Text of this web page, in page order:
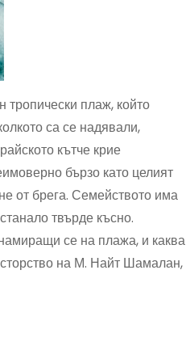
плаж, който
са се надявали,
кътче крие
бързо като целият
от брега. Семейството има
твърде късно.
се на плажа, и каква
на М. Найт Шамалан,